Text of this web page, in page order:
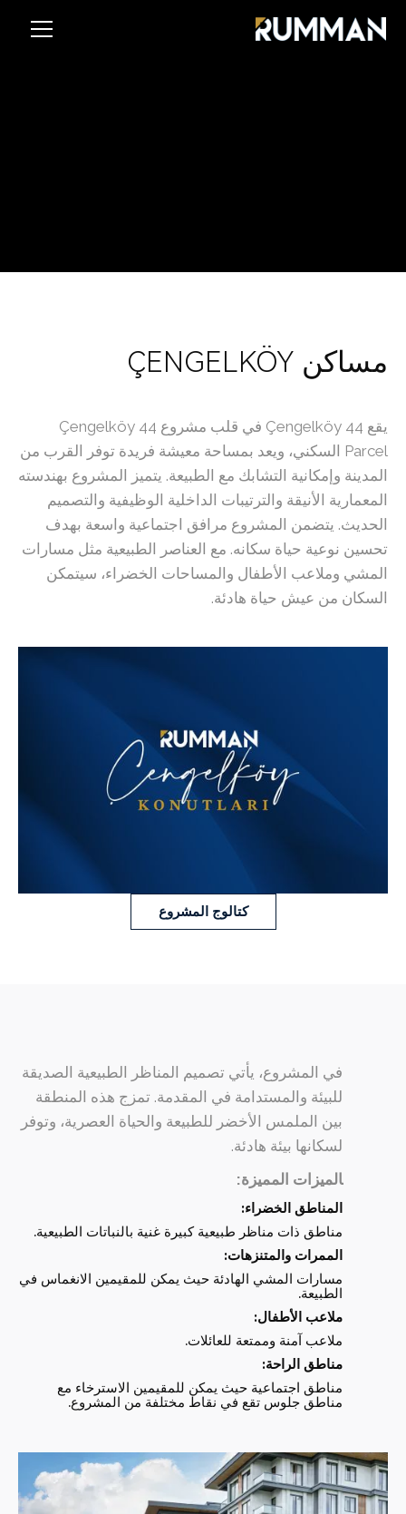
مساكن ÇENGELKÖY
يقع Çengelköy 44 في قلب مشروع Çengelköy 44
Parcel السكني، ويعد بمساحة معيشة فريدة توفر القرب من
المدينة وإمكانية التشابك مع الطبيعة. يتميز المشروع بهندسته
المعمارية الأنيقة والترتيبات الداخلية الوظيفية والتصميم
الحديث. يتضمن المشروع مرافق اجتماعية واسعة بهدف
تحسين نوعية حياة سكانه. مع العناصر الطبيعية مثل مسارات
المشي وملاعب الأطفال والمساحات الخضراء، سيتمكن
السكان من عيش حياة هادئة.
كتالوج المشروع
في المشروع، يأتي تصميم المناظر الطبيعية الصديقة
للبيئة والمستدامة في المقدمة. تمزج هذه المنطقة
بين الملمس الأخضر للطبيعة والحياة العصرية، وتوفر
لسكانها بيئة هادئة.
الميزات المميزة:
المناطق الخضراء:
مناطق ذات مناظر طبيعية كبيرة غنية بالنباتات الطبيعية.
الممرات والمتنزهات:
مسارات المشي الهادئة حيث يمكن للمقيمين الانغماس في
الطبيعة.
ملاعب الأطفال:
ملاعب آمنة وممتعة للعائلات.
مناطق الراحة:
مناطق اجتماعية حيث يمكن للمقيمين الاسترخاء مع
مناطق جلوس تقع في نقاط مختلفة من المشروع.